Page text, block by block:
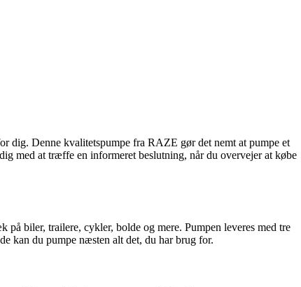
dig. Denne kvalitetspumpe fra RAZE gør det nemt at pumpe et
med at træffe en informeret beslutning, når du overvejer at købe
biler, trailere, cykler, bolde og mere. Pumpen leveres med tre
kan du pumpe næsten alt det, du har brug for.